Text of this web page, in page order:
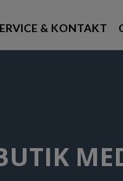
& KONTAKT